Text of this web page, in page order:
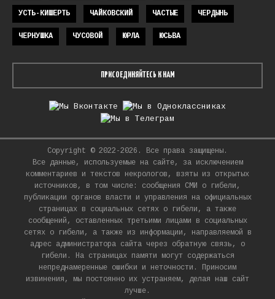
УСТЬ-КИШЕРТЬ ЧАЙКОВСКИЙ ЧАСТЫЕ ЧЕРДЫНЬ
ЧЕРНУШКА ЧУСОВОЙ ЮРЛА ЮСЬВА
ПРИСОЕДИНЯЙТЕСЬ К НАМ
Copyright © 2022-2026. Все права защищены.
Все данные, используемые на сайте, за исключением
комментариев и текстов некрологов, взяты из открытых
источников, в том числе: сообщения СМИ о гибели,
публикации органов власти и управления на официальных
страницах в социальных сетях о гибели, а также
сообщений, оставленных третьими лицами в социальных
сетях о гибели, а также из информации, направляемой в
адрес администратора сайта через обратную связь, о
гибели. На страницах памяти могут содержаться
непреднамеренные ошибки и неточности. Приносим
извинения, мы постоянно их устраняем, делая наш сайт
лучше.